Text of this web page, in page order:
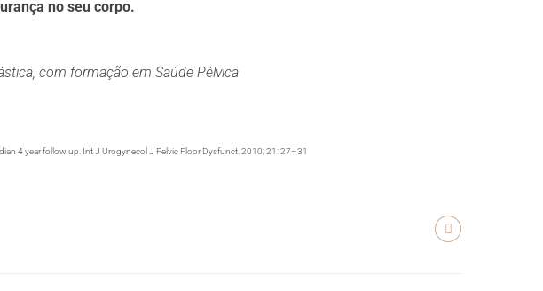
no seu corpo.
com formação em Saúde Pélvica
4 year follow up. Int J Urogynecol J Pelvic Floor Dysfunct. 2010; 21: 27–31